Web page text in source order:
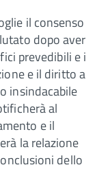
il consenso
dopo aver
prevedibili e i
e il diritto a
insindacabile
al
e il
la relazione
dello